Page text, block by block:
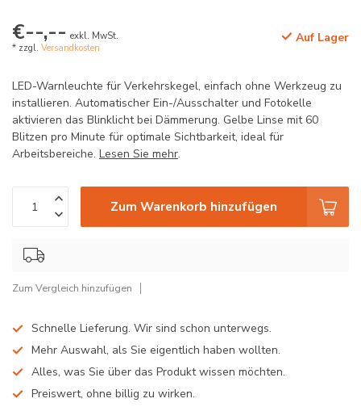
€--,-- exkl. MwSt.
* zzgl. Versandkosten
Auf Lager
LED-Warnleuchte für Verkehrskegel, einfach ohne Werkzeug zu
installieren. Automatischer Ein-/Ausschalter und Fotokelle
aktivieren das Blinklicht bei Dämmerung. Gelbe Linse mit 60
Blitzen pro Minute für optimale Sichtbarkeit, ideal für
Arbeitsbereiche. Lesen Sie mehr.
Zum Warenkorb hinzufügen
Zum Vergleich hinzufügen
Schnelle Lieferung. Wir sind schon unterwegs.
Mehr Auswahl, als Sie eigentlich haben wollten.
Alles, was Sie über das Produkt wissen möchten.
Preiswert, ohne billig zu wirken.